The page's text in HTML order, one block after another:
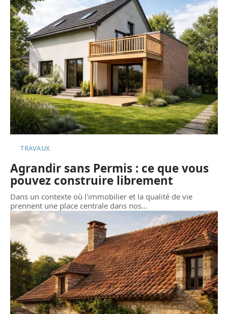
TRAVAUX
Agrandir sans Permis : ce que vous
pouvez construire librement
Dans un contexte où l'immobilier et la qualité de vie
prennent une place centrale dans nos…